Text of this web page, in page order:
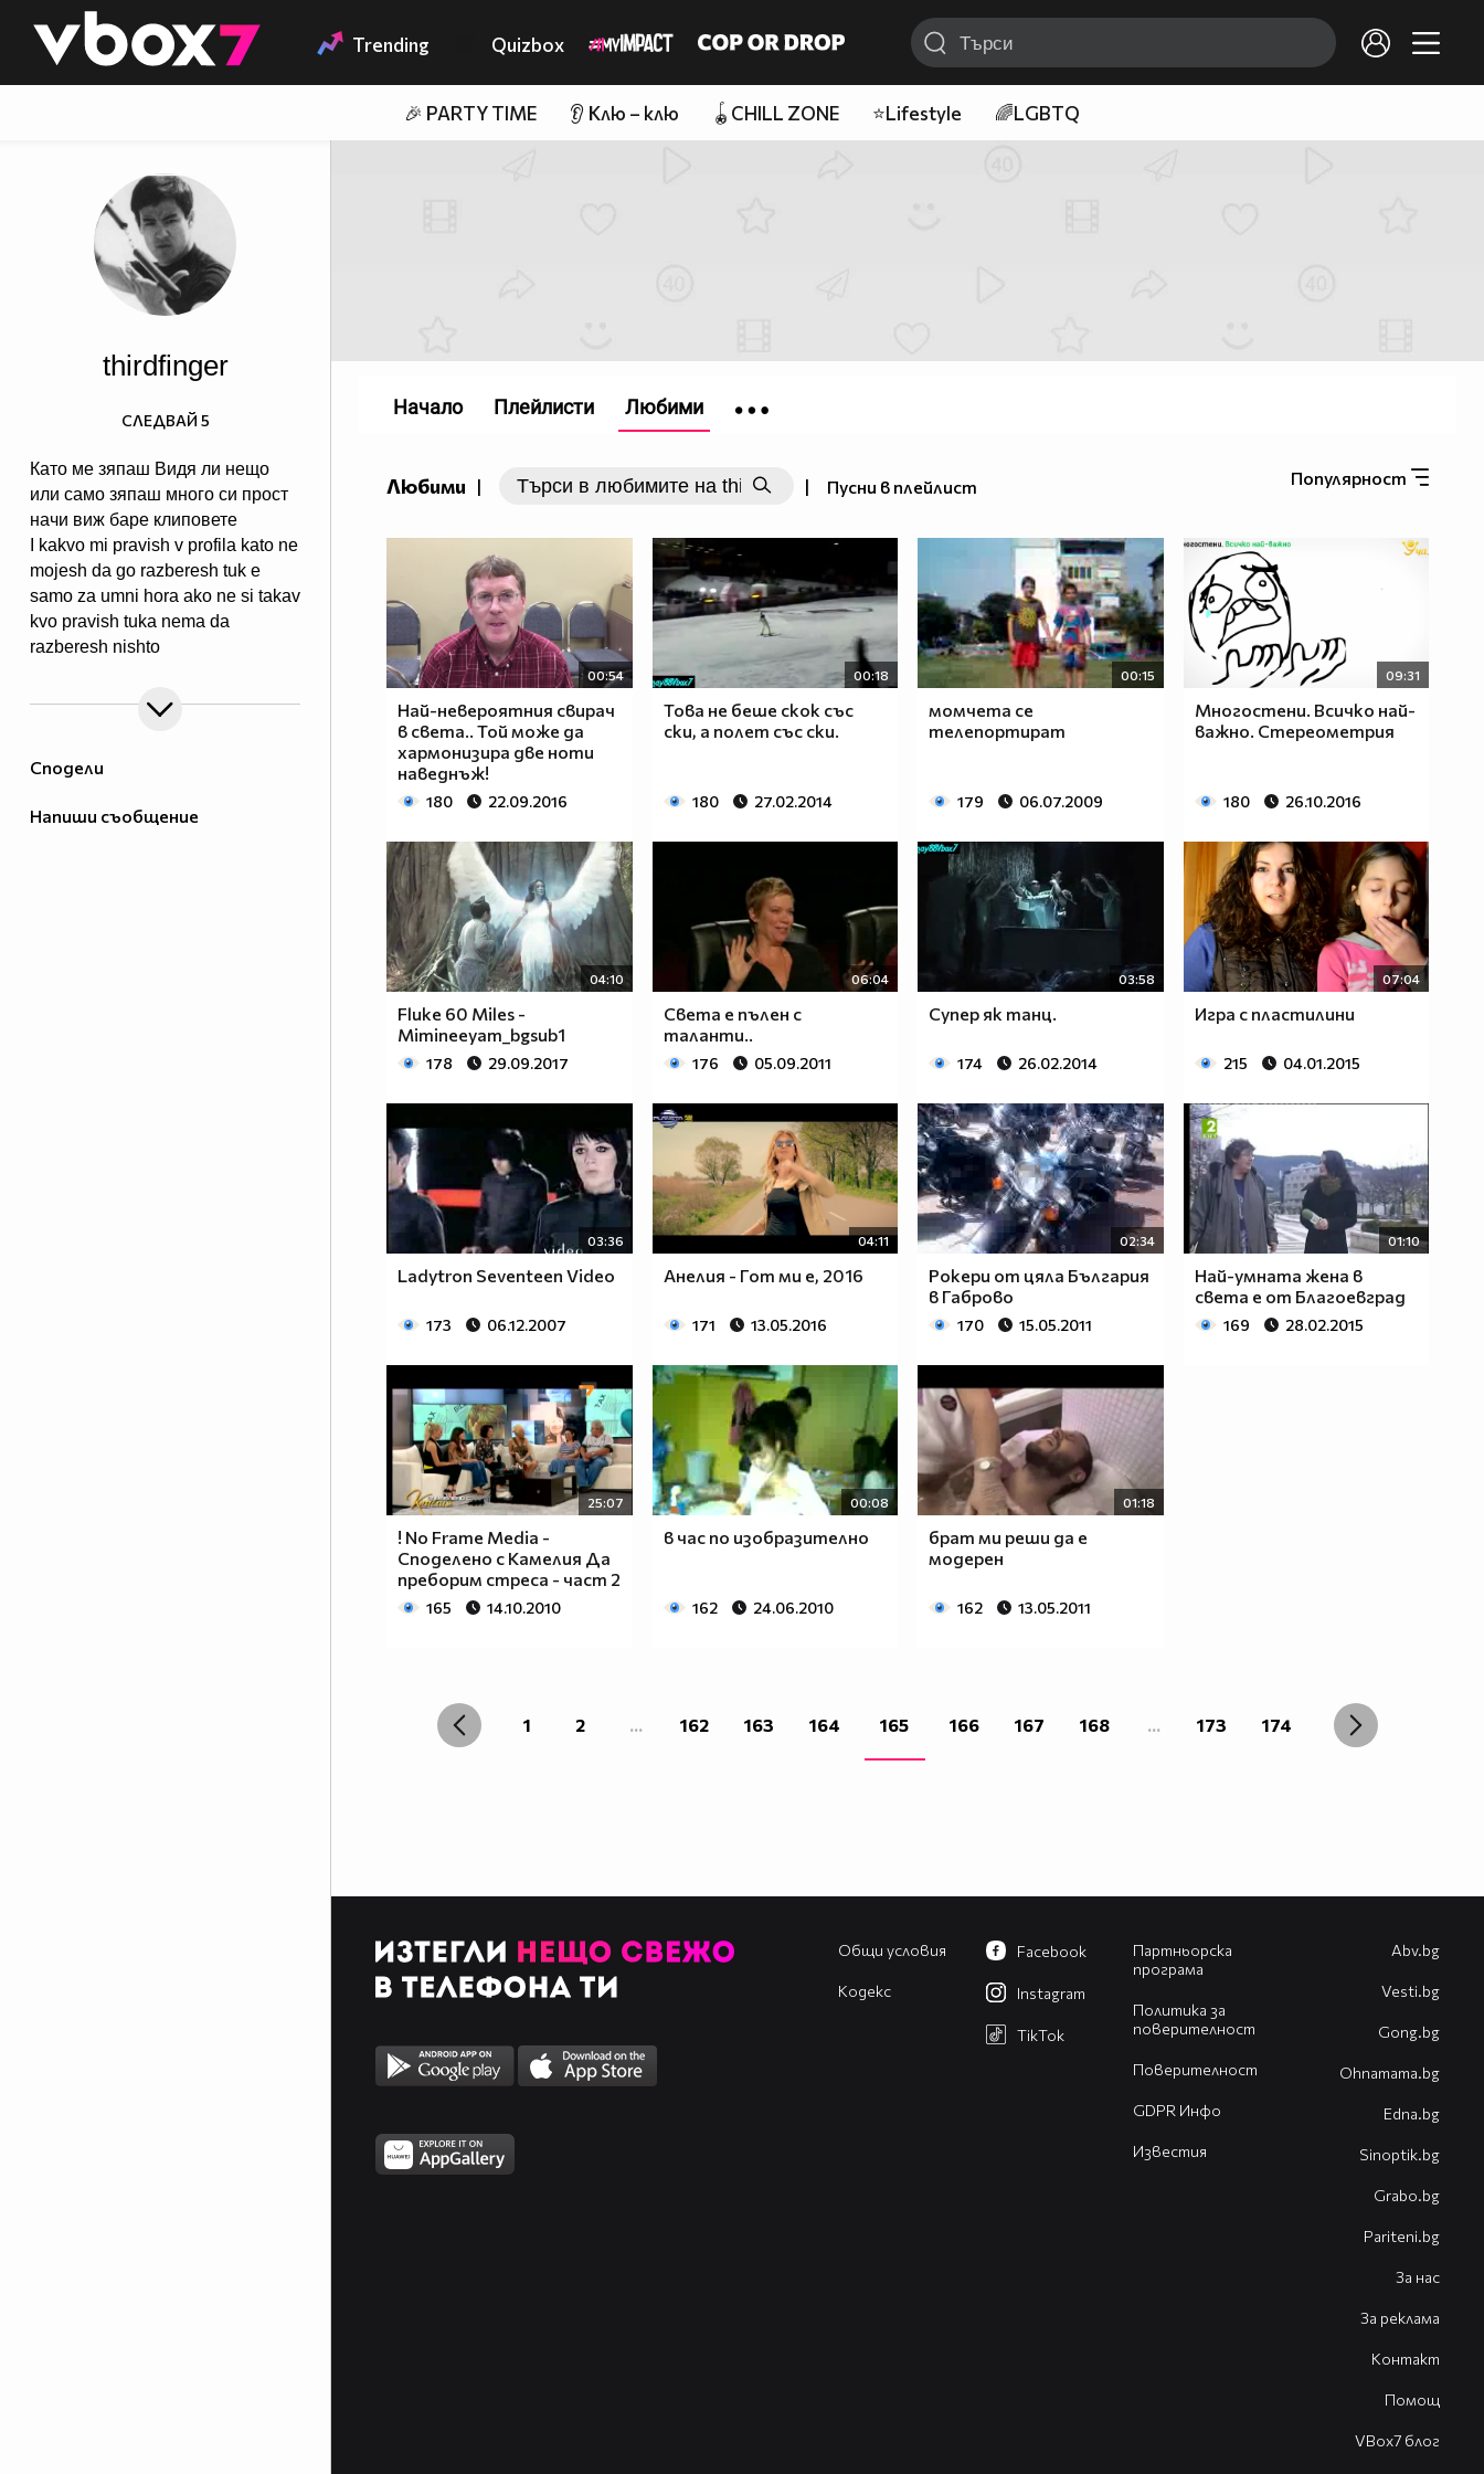
👾 Trending Quizbox
🎉 PARTY TIME 👂 Клю – клю 🪀CHILL ZONE ⭐Lifestyle 🌈LGBTQ
Сподели
Напиши съобщение
thirdfinger
Като ме зяпаш Видя ли нещо
или само зяпаш много си прост
начи виж баре клиповете
I kakvo mi pravish v profila kato ne
mojesh da go razberesh tuk e
samo za umni hora ako ne si takav
kvo pravish tuka nema da
razberesh nishto
СЛЕДВАЙ 5
Любими | | Пусни в плейлист Популярност
00:54
Най-невероятния свирач
в света.. Той може да
хармонизира две ноти
наведнъж!
180 22.09.2016
00:18
Това не беше скок със
ски, а полет със ски.
180 27.02.2014
00:15
момчета се
телепортират
179 06.07.2009
09:31
Многостени. Всичко най-
важно. Стереометрия
180 26.10.2016
04:10
Fluke 60 Miles -
Mimineeyam_bgsub1
178 29.09.2017
06:04
Света е пълен с
таланти..
176 05.09.2011
03:58
Супер як танц.
174 26.02.2014
07:04
Игра с пластилини
215 04.01.2015
03:36
Ladytron Seventeen Video
173 06.12.2007
04:11
Анелия - Гот ми е, 2016
171 13.05.2016
02:34
Рокери от цяла България
в Габрово
170 15.05.2011
01:10
Най-умната жена в
света е от Благоевград
169 28.02.2015
25:07
! No Frame Media -
Споделено с Камелия Да
преборим стреса - част 2
165 14.10.2010
00:08
в час по изобразително
162 24.06.2010
01:18
брат ми реши да е
модерен
162 13.05.2011
1 2 ... 162 163 164 165 166 167 168 ... 173 174
Начало Плейлисти Любими
Общи условия
Кодекс
Партньорска
програма
Политика за
поверителност
Поверителност
GDPR Инфо
Известия
Facebook
Instagram
TikTok
Abv.bg
Vesti.bg
Gong.bg
Оhnamama.bg
Edna.bg
Sinoptik.bg
Grabo.bg
Pariteni.bg
За нас
За реклама
Контакт
Помощ
VBox7 блог